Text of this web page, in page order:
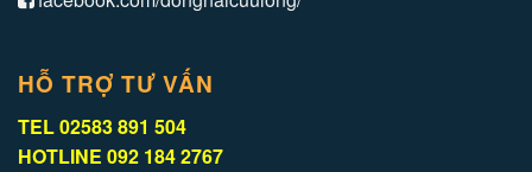
HỖ TRỢ TƯ VẤN
TEL 02583 891 504
HOTLINE 092 184 2767